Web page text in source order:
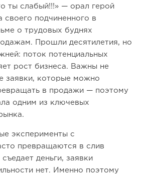
ты слабый!!!» — орал герой
своего подчиненного в
о трудовых буднях
Прошли десятилетия, но
поток потенциальных
рост бизнеса. Важны не
заявки, которые можно
в продажи — поэтому
одним из ключевых
эксперименты с
превращаются в слив
деньги, заявки
нет. Именно поэтому